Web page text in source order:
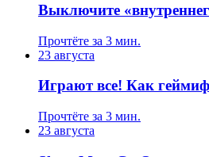
Выключите
Прочтёте за 3 мин.
23 августа
Играют все! Как
Прочтёте за 3 мин.
23 августа